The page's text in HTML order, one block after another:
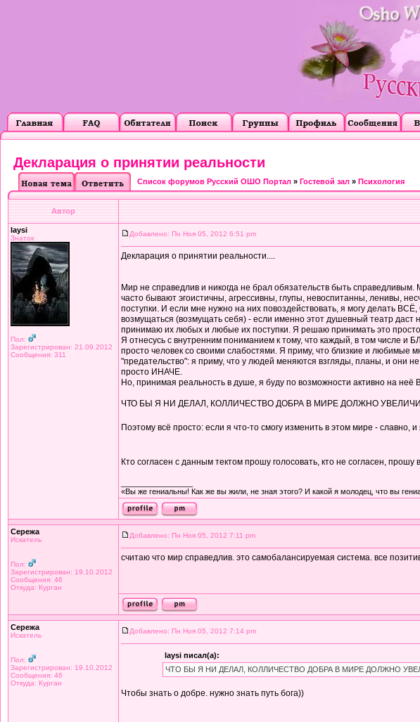
Декларация о принятии реальности
Список форумов Русский ОШО Портал » Гостевой зал » Психология
Автор
laysi
Знаток
Пол:
Зарегистрирован: 21.09.2012
Сообщения: 311
Добавлено: Пн Ноя 05, 2012 6:51 pm
Декларация о принятии реальности....
Мир не справедлив и никогда не брал обязательств быть
часто бывают эгоистичны, агрессивны, глупы, невоспитанны, ленивы,
поступки. И если мне нужно на них повоздействовать, я могу делать
возмущаться (возмущать себя) - если именно этот душевный театр
принимаю их любых и любые их поступки. Я решаю принимать это просто
Я отнесусь с внутренним пониманием к тому, что каждый, в том числе
просто человек со своими слабостями. Я приму, что близкие и любимые
"предательство": я приму, что у людей меняются взгляды, планы, и они
просто ИНАЧЕ.
Но, принимая реальность в душе, я буду по возможности активно на
ЧТО БЫ Я НИ ДЕЛАЛ, КОЛЛИЧЕСТВО ДОБРА В МИРЕ ДОЛЖНО
Поэтому всё просто: если я что-то смогу изменить в этом мире - славно,
Кто согласен с данным тектом прошу голосовать, кто не согласен, прошу
«Вы же гениальны! Как же вы жили, не зная этого? И какой я молодец, что вы
Сережа
Искатель
Пол:
Зарегистрирован: 19.10.2012
Сообщения: 46
Откуда: Курган
Добавлено: Пн Ноя 05, 2012 7:11 pm
считаю что мир справедлив. это самобалансируемая система. все
Сережа
Искатель
Пол:
Зарегистрирован: 19.10.2012
Сообщения: 46
Откуда: Курган
Добавлено: Пн Ноя 05, 2012 7:14 pm
laysi писал(а):
ЧТО БЫ Я НИ ДЕЛАЛ, КОЛЛИЧЕСТВО ДОБРА В МИРЕ ДОЛЖНО
Чтобы знать о добре. нужно знать путь бога))